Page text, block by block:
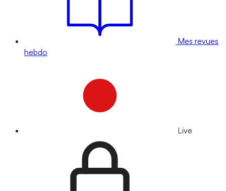
Mes revues
hebdo
Live